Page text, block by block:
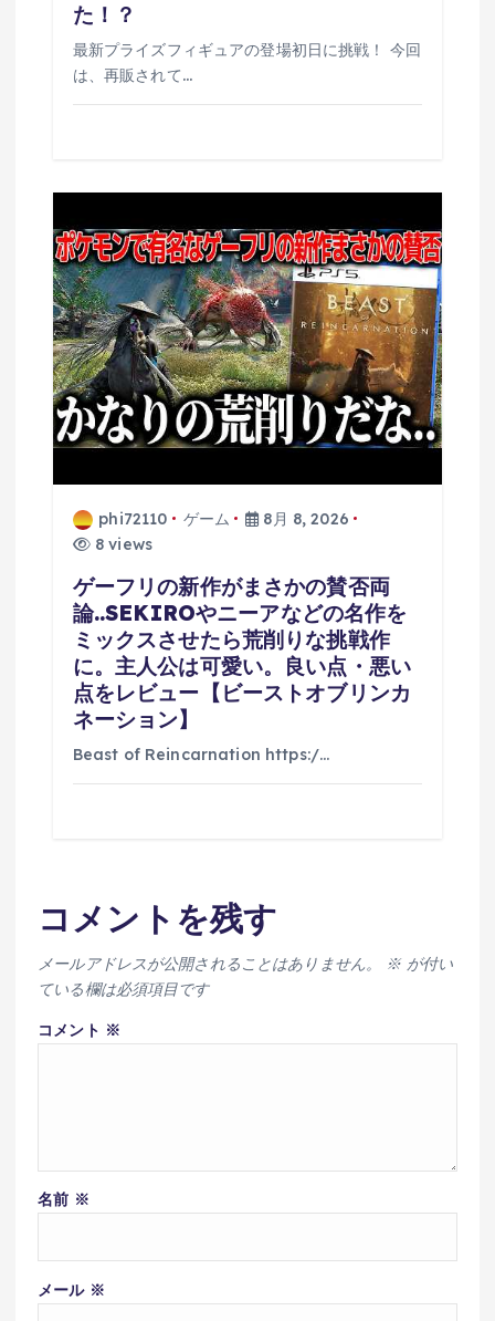
た！？
最新プライズフィギュアの登場初日に挑戦！ 今回
は、再販されて…
phi72110 ゲーム
8月 8, 2026
8 views
ゲーフリの新作がまさかの賛否両
論..SEKIROやニーアなどの名作を
ミックスさせたら荒削りな挑戦作
に。主人公は可愛い。良い点・悪い
点をレビュー【ビーストオブリンカ
ネーション】
Beast of Reincarnation https:/…
コメントを残す
メールアドレスが公開されることはありません。 ※が付い
ている欄は必須項目です
コメント ※
名前 ※
メール ※